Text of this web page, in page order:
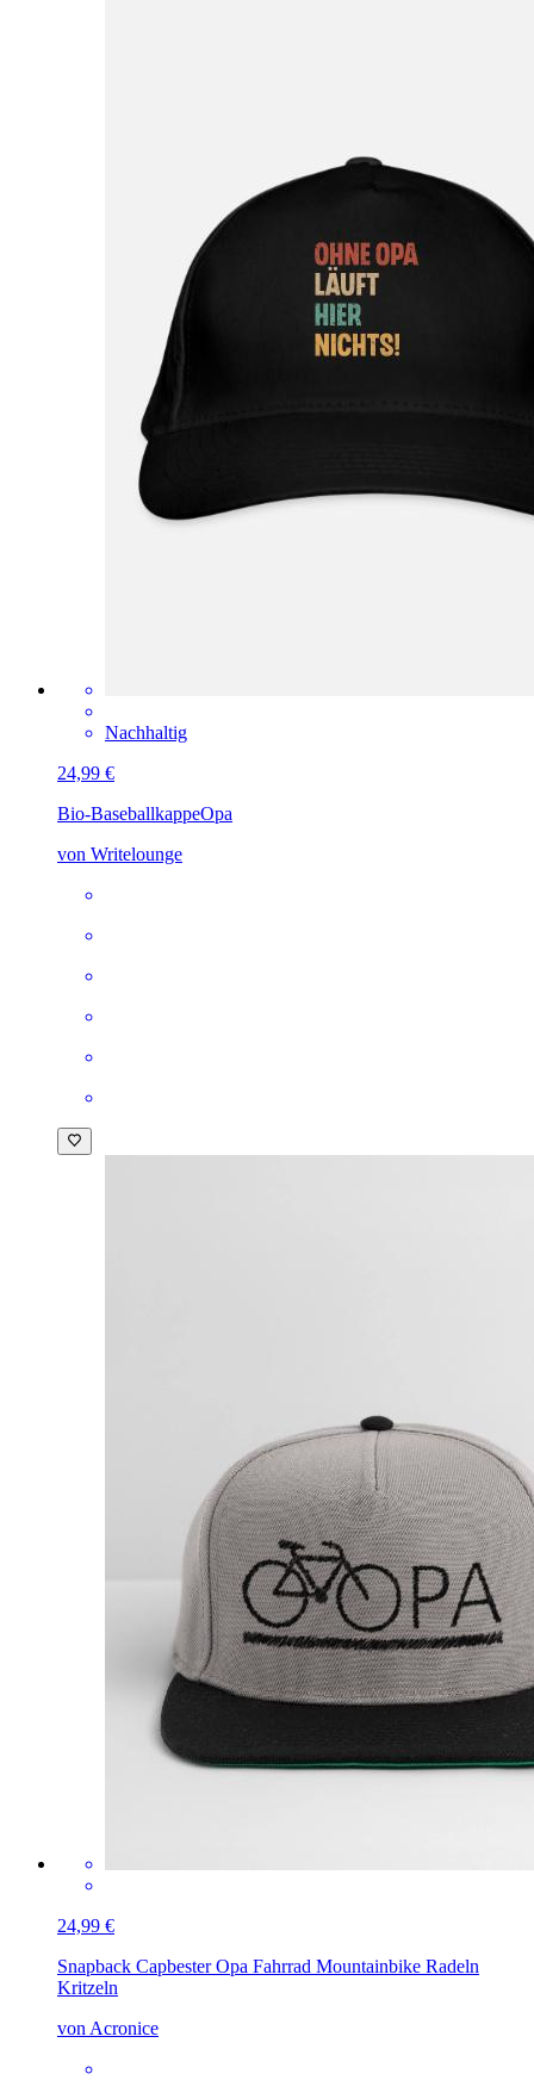
Nachhaltig
24,99 €
Bio-BaseballkappeOpa
von Writelounge
24,99 €
Snapback Capbester Opa Fahrrad Mountainbike Radeln
Kritzeln
von Acronice